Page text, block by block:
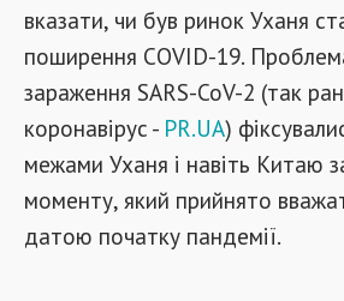
вказати, чи був ринок Уханя
поширення COVID-19.
зараження SARS-CoV-2 (так
коронавірус - PR.UA)
межами Уханя і навіть Китаю
моменту, який прийнято
датою початку пандемії.